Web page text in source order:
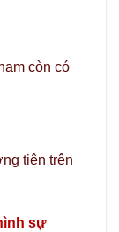
còn có
tiện trên
sự